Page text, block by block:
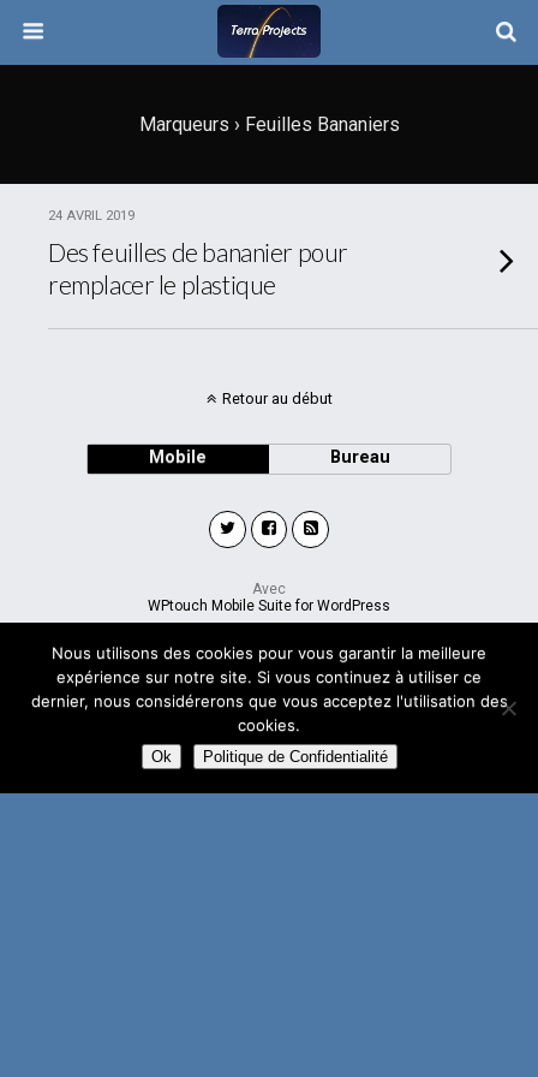
Marqueurs › Feuilles Bananiers
24 AVRIL 2019
Des feuilles de bananier pour
remplacer le plastique
Retour au début
Mobile Bureau
Avec
WPtouch Mobile Suite for WordPress
Nous utilisons des cookies pour vous garantir la meilleure
expérience sur notre site. Si vous continuez à utiliser ce
dernier, nous considérerons que vous acceptez l'utilisation des
cookies.
Ok Politique de Confidentialité